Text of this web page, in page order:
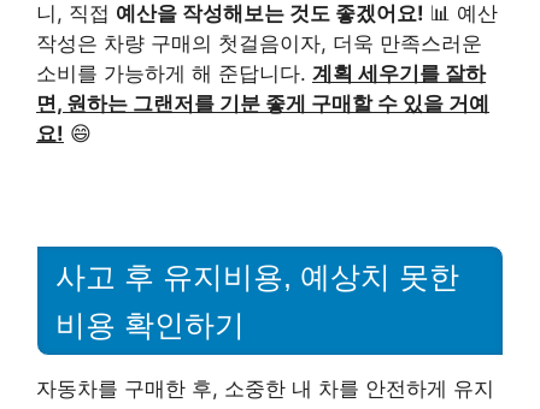
니, 직접 예산을 작성해보는 것도 좋겠어요! 📊 예산
작성은 차량 구매의 첫걸음이자, 더욱 만족스러운
소비를 가능하게 해 준답니다. 계획 세우기를 잘하
면, 원하는 그랜저를 기분 좋게 구매할 수 있을 거예
요! 😄
사고 후 유지비용, 예상치 못한
비용 확인하기
자동차를 구매한 후, 소중한 내 차를 안전하게 유지